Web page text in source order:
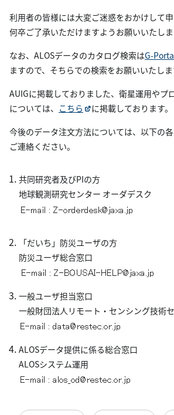
利用者の皆様には大変ご迷惑をおかけして申
何卒ご了承いただけますようお願いいたしま
なお、ALOSデータのカタログ検索はG-
ますので、そちらでの検索をお願いいたしま
AUIGに掲載しておりました、衛星運用やプ
については、 こちら
に掲載しております。
今後のデータ注文方法については、以下の
ご連絡ください。
共同研究者及びPIの方
地球観測研究センター オーダデスク
「だいち」防災ユーザの方
防災ユーザ総合窓口
一般ユーザ担当窓口
一般財団法人リモート・センシング技術
ALOSデータ提供に係る総合窓口
ALOSシステム運用